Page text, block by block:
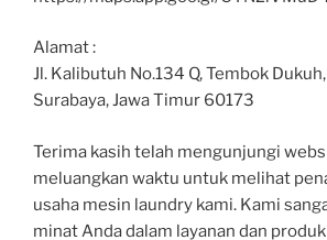
Alamat :
Jl. Kalibutuh No.134 Q, Tembok
Surabaya, Jawa Timur 60173
Terima kasih telah mengunjungi
meluangkan waktu untuk melihat
usaha mesin laundry kami. Kami
minat Anda dalam layanan dan